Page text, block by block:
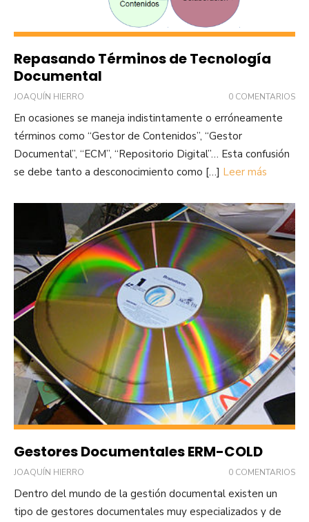
Repasando Términos de Tecnología
Documental
JOAQUÍN HIERRO 0 COMENTARIOS
En ocasiones se maneja indistintamente o erróneamente
términos como “Gestor de Contenidos”, “Gestor
Documental”, “ECM”, “Repositorio Digital”… Esta confusión
se debe tanto a desconocimiento como […] Leer más
Gestores Documentales ERM-COLD
JOAQUÍN HIERRO 0 COMENTARIOS
Dentro del mundo de la gestión documental existen un
tipo de gestores documentales muy especializados y de